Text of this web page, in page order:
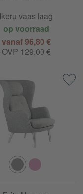
Ikeru vaas laag
op voorraad
vanaf 96,80 €
OVP 129,00 €